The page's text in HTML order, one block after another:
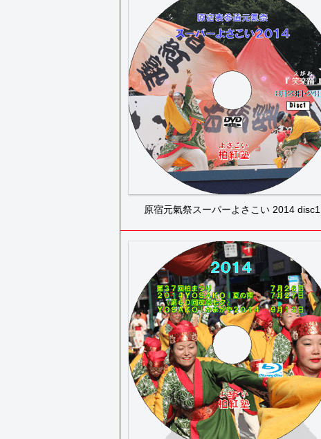
原宿元氣祭スーパーよさこい 2014 disc1